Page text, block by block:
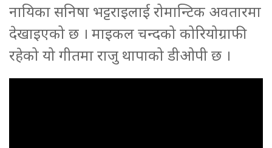
नायिका सनिषा भट्टराइलाई रोमान्टिक अवतारमा
देखाइएको छ । माइकल चन्दको कोरियोग्राफी
रहेको यो गीतमा राजु थापाको डीओपी छ ।